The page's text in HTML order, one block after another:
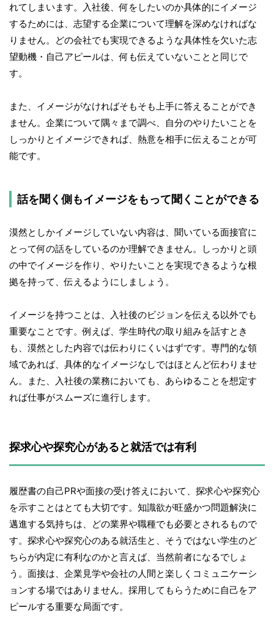
れてしまいます。入社後、何をしたいのか具体的にイメージ
するためには、志望する企業について理解を深めなければな
りません。どの会社でも実現できるような具体性を欠いた志
望動機・自己アピールは、何も伝えていないことと同じで
す。
また、イメージがなければそもそも上手に答えることができ
ません。企業について隅々まで調べ、自分のやりたいことを
しっかりとイメージできれば、熱意を相手に伝えることが可
能です。
話を聞く側もイメージをもって聞くことができる
漠然としかイメージしていない内容は、聞いている面接官に
とって何の話をしているのか理解できません。しっかりと頭
の中でイメージを作り、やりたいことを実現できるような根
拠を持って、伝えるようにしましょう。
イメージを持つことは、入社後のビジョンを伝える以外でも
重要なことです。例えば、学生時代の取り組みを話すとき
も、漠然とした内容では伝わりにくいはずです。専門的な領
域であれば、具体的なイメージなしではほとんど伝わりませ
ん。また、入社後の業務においても、あらゆることを想定す
れば仕事がスムーズに進行します。
探求心や探究心があると就活では有利
履歴書の自己PRや面接の受け答えにおいて、探求心や探究心
を示すことはとても大切です。知識欲が旺盛かつ問題解決に
邁進する気持ちは、どの業界や職種でも必要とされるもので
す。探求心や探究心のある就活生と、そうではない学生のど
ちらが内定に有利なのかと言えば、当然前者になるでしょ
う。面接は、企業見学や会社の人間と楽しくコミュニケーシ
ョンする場ではありません。採用してもらうために自己をア
ピールする重要な局面です。